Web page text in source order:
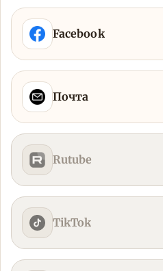
Facebook
Почта
Rutube
TikTok